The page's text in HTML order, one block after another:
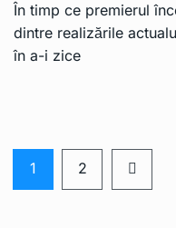
În timp ce premierul
dintre realizările
în a-i zice
1 2